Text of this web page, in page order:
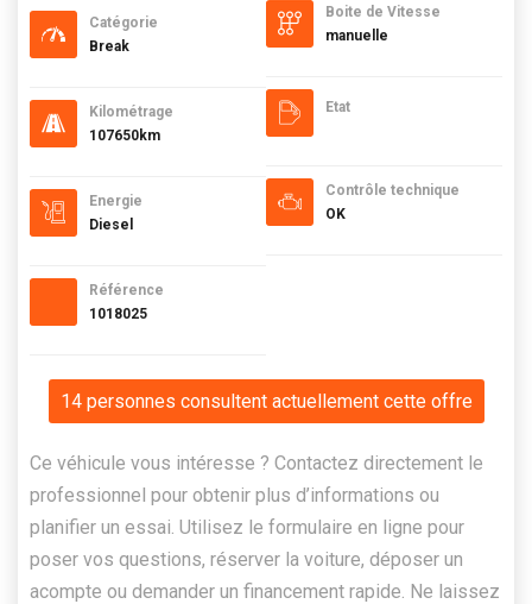
Catégorie
Break
Kilométrage
107650km
Energie
Diesel
Référence
1018025
Boite de Vitesse
manuelle
Etat
Contrôle technique
OK
14 personnes consultent actuellement cette offre
Ce véhicule vous intéresse ? Contactez directement le
professionnel pour obtenir plus d’informations ou
planifier un essai. Utilisez le formulaire en ligne pour
poser vos questions, réserver la voiture, déposer un
acompte ou demander un financement rapide. Ne laissez